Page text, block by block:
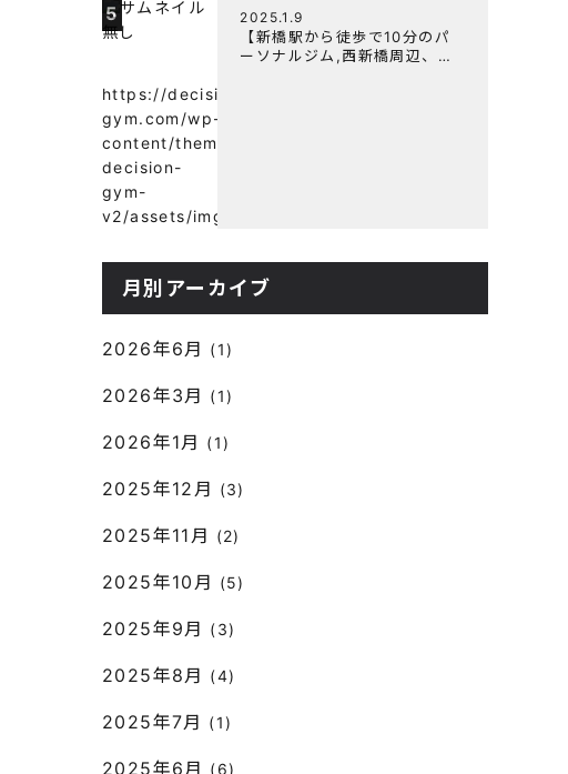
ちる！？『可逆性の原理』と
は？
5
https://decision-
gym.com/wp-
content/themes/wp-
decision-
gym-
v2/assets/img/
2025.1.9
【新橋駅から徒歩で10分のパ
ーソナルジム,西新橋周辺、虎
月別アーカイブ
2026年6月 (1)
2026年3月 (1)
2026年1月 (1)
2025年12月 (3)
2025年11月 (2)
2025年10月 (5)
2025年9月 (3)
2025年8月 (4)
2025年7月 (1)
2025年6月 (6)